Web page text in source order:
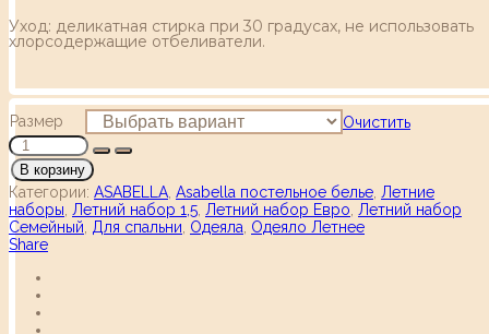
Уход: деликатная стирка при 30 градусах, не использовать
хлорсодержащие отбеливатели.
Размер Очистить
В корзину
Категории: ASABELLA Asabella постельное белье Летние
наборы Летний набор 1,5 Летний набор Евро Летний набор
Семейный
Для спальни Одеяла Одеяло Летнее
Share